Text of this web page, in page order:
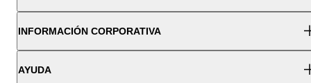
INFORMACIÓN CORPORATIVA
AYUDA